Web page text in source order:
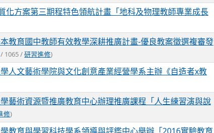
化方案第三期程特色領航計畫「地科及物理教師專業成長
本教育國中教師有效教學深耕推廣計畫-優良教案徵選複審發
/ 1065 /研習進修)
人文藝術學院與文化創意產業經營學系主辦《自造者x教
藝術資源暨推廣教育中心辦理推廣課程「人生練習演與說
修)